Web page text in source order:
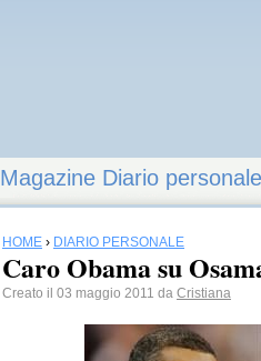
Magazine Diario personale
HOME › DIARIO PERSONALE
Caro Obama su
Creato il 03 maggio 2011 da Cristiana